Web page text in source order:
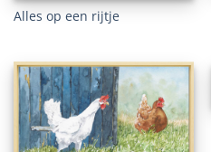
Alles op een rijtje